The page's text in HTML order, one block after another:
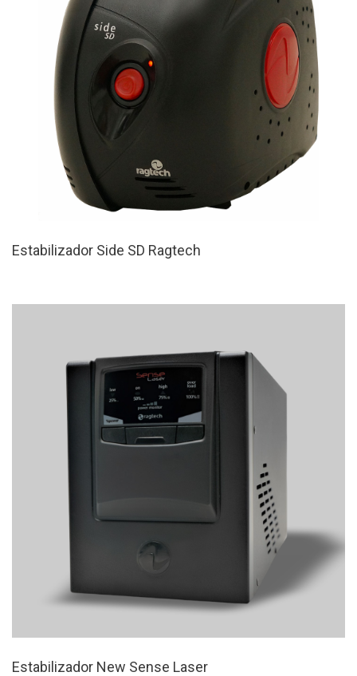
Estabilizador Side SD Ragtech
Estabilizador New Sense Laser